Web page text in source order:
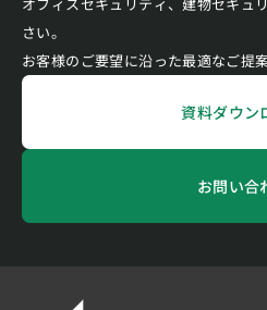
さい。
お客様のご要望に沿った最適なご提
資料ダウン
お問い合